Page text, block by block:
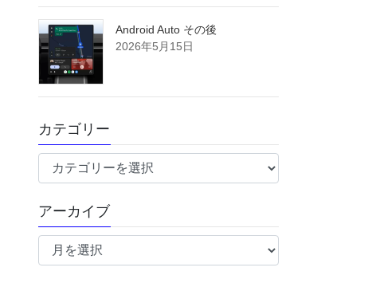
Android Auto その後
2026年5月15日
カテゴリー
テ
リ
ー
アーカイブ
ア